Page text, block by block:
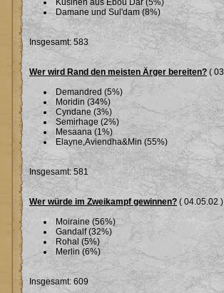
Kusinen aus Ebou Dar (5%)
Damane und Sul'dam (8%)
Insgesamt: 583
Wer wird Rand den meisten Ärger bereiten? (
Demandred (5%)
Moridin (34%)
Cyndane (3%)
Semirhage (2%)
Mesaana (1%)
Elayne,Aviendha&Min (55%)
Insgesamt: 581
Wer würde im Zweikampf gewinnen? ( 04.05.02 )
Moiraine (56%)
Gandalf (32%)
Rohal (5%)
Merlin (6%)
Insgesamt: 609